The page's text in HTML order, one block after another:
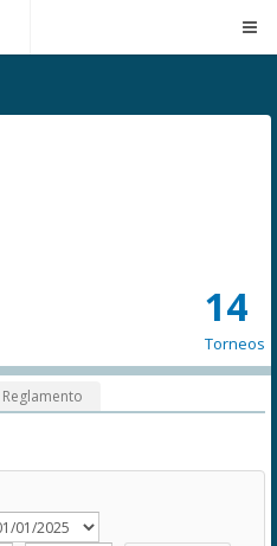
14
Torneos
Reglamento